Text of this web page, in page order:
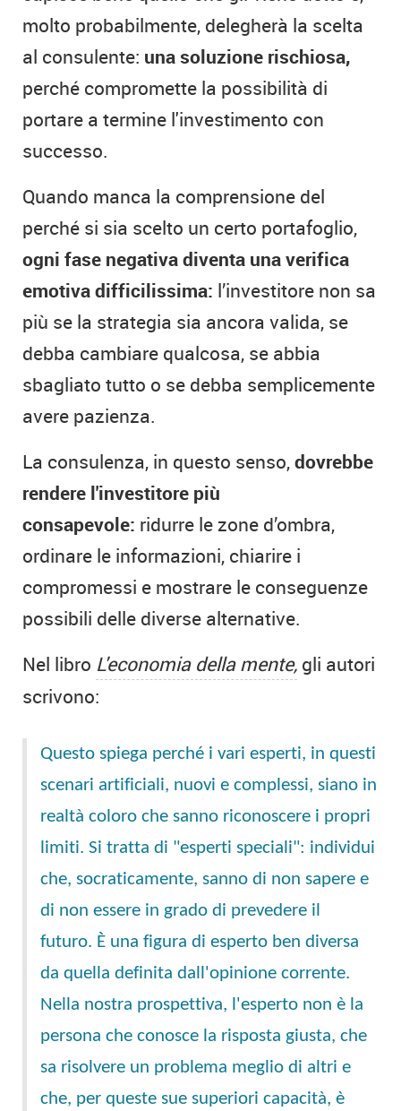
molto probabilmente, delegherà la scelta
al consulente: una soluzione rischiosa,
perché compromette la possibilità di
portare a termine l'investimento con
successo.
Quando manca la comprensione del
perché si sia scelto un certo portafoglio,
ogni fase negativa diventa una verifica
emotiva difficilissima: l’investitore non sa
più se la strategia sia ancora valida, se
debba cambiare qualcosa, se abbia
sbagliato tutto o se debba semplicemente
avere pazienza.
La consulenza, in questo senso,dovrebbe
rendere l'investitore più
consapevole: ridurre le zone d’ombra,
ordinare le informazioni, chiarire i
compromessi e mostrare le conseguenze
possibili delle diverse alternative.
Nel libro L'economia della mente, gli autori
scrivono:
Questo spiega perché i vari esperti, in questi
scenari artificiali, nuovi e complessi, siano in
realtà coloro che sanno riconoscere i propri
limiti. Si tratta di "esperti speciali": individui
che, socraticamente, sanno di non sapere e
di non essere in grado di prevedere il
futuro. È una figura di esperto ben diversa
da quella definita dall'opinione corrente.
Nella nostra prospettiva, l'esperto non è la
persona che conosce la risposta giusta, che
sa risolvere un problema meglio di altri e
che, per queste sue superiori capacità, è